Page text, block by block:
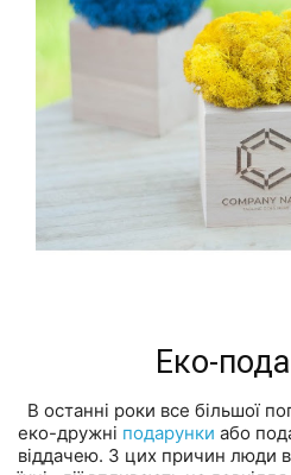
Еко-
В останні роки все більшої
еко-дружні подарунки або
віддачею. З цих причин люди